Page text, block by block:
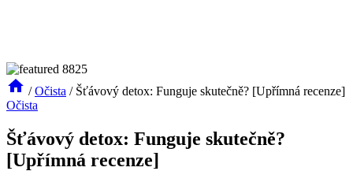
/ Očista / Šťávový detox: Funguje skutečně? [Upřímná recenze]
Očista
Šťávový detox: Funguje skutečně?
[Upřímná recenze]